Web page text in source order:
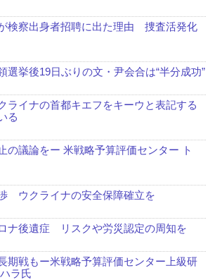
が検察出身者招聘に出た理由 捜査活発化
選挙後19日ぶりの文・尹会合は“半分成功”
ライナの首都キエフをキーウと表記する
る
の議論をー 米戦略予算評価センター ト
渉 ウクライナの安全保障確立を
ロナ後遺症 リスクや労災認定の周知を
期戦もー米戦略予算評価センター上級研
ラ氏